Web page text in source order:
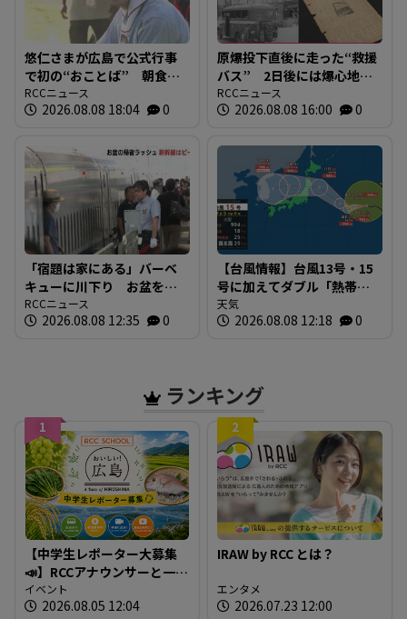
悠仁さまが広島で公式行事
で初の“おことば” 朝食作
りや丸太切りも 福山市で
は博物館を視察
RCCニュース
2026.08.08 18:04 0
原爆投下直後に走った“救援
バス” 2日後には爆心地至
近に路線バスも 戦時下か
ら復興まで支えた“バスの歴
RCCニュース
2026.08.08 16:00 0
「宿題は家にある」バーベ
キューに川下り お盆をふ
るさとで 帰省ラッシュピ
ークで新幹線の下りはほぼ
RCCニュース
2026.08.08 12:35 0
【台風情報】台風13号・15
号に加えてダブル「熱帯低
気圧」発生へ 15号はお盆
に日本直撃か ※18日まで
天気
2026.08.08 12:18 0
ランキング
1
【中学生レポーター大募集
📣】RCCアナウンサーと一緒
に「広島の食」の現場を取
材しよう！
イベント
2026.08.05 12:04
2
IRAW by RCC とは？
エンタメ
2026.07.23 12:00